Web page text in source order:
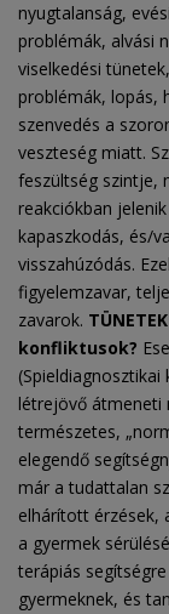
nyugtalanság,
problémák, alvási
viselkedési
problémák, lopás,
szenvedés a
veszteség miatt.
feszültség szintje,
reakciókban
kapaszkodás, és/
visszahúzódás.
figyelemzavar,
zavarok.
konfliktusok?
létrejövő átmeneti
természetes,
elegendő
már a tudattalan
elhárított érzések,
a gyermek
terápiás
gyermeknek, és